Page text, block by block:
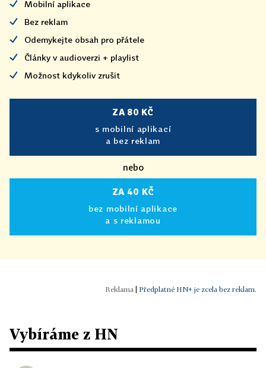
Mobilní aplikace
Bez reklam
Odemykejte obsah pro přátele
Články v audioverzi + playlist
Možnost kdykoliv zrušit
ZA 80 KČ
s mobilní aplikací
a bez reklam
nebo
ZA 40 KČ
bez mobilní aplikace
a s reklamou
Předplatné HN+ je zcela bez reklam.
Vybíráme z HN